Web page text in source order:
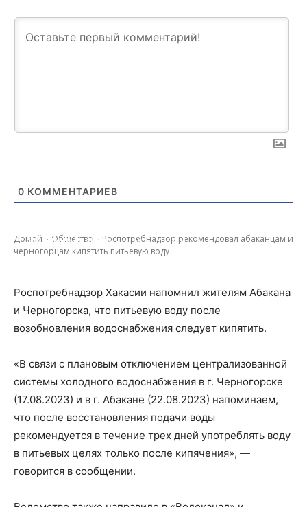
0 КОММЕНТАРИЕВ